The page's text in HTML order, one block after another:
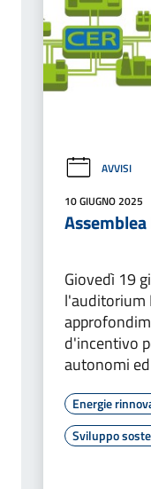
AVVISI
10 GIUGNO 2025
Assemblea
Giovedì 19
l'auditorium
d'incentivo
autonomi
Energie
Sviluppo